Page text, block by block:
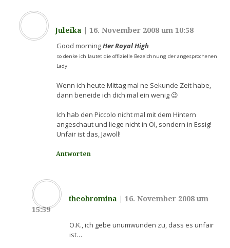
Juleika |16. November 2008 um 10:58
Good morningHer Royal High
so denke ich lautet die offizielle Bezeichnung der angesprochenen
Lady
Wenn ich heute Mittag mal ne Sekunde Zeit habe,
dann beneide ich dich mal ein wenig 😉
Ich hab den Piccolo nicht mal mit dem Hintern
angeschaut und liege nicht in Öl, sondern in Essig!
Unfair ist das, Jawoll!
Antworten
theobromina
16. November 2008 um
15:59
O.K., ich gebe unumwunden zu, dass es unfair
ist…